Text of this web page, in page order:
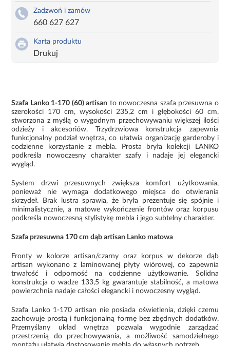
Zadzwoń i zamów
660 627 627
Karta produktu
Drukuj
Szafa Lanko 1-170 (60) artisan to nowoczesna szafa przesuwna o
szerokości 170 cm, wysokości 235,2 cm i głębokości 60 cm,
stworzona z myślą o wygodnym przechowywaniu większej ilości
odzieży i akcesoriów. Trzydrzwiowa konstrukcja zapewnia
funkcjonalny podział wnętrza, co ułatwia organizację garderoby i
codzienne korzystanie z mebla. Prosta bryła kolekcji LANKO
podkreśla nowoczesny charakter szafy i nadaje jej elegancki
wygląd.
System drzwi przesuwnych zwiększa komfort użytkowania,
ponieważ nie wymaga dodatkowego miejsca do otwierania
skrzydeł. Brak lustra sprawia, że bryła prezentuje się spójnie i
minimalistycznie, a matowe wykończenie frontów oraz korpusu
podkreśla nowoczesną stylistykę mebla i jego subtelny charakter.
Szafa przesuwna 170 cm dąb artisan Lanko matowa
Fronty w kolorze artisan/czarny oraz korpus w dekorze dąb
artisan wykonano z laminowanej płyty wiórowej, co zapewnia
trwałość i odporność na codzienne użytkowanie. Solidna
konstrukcja o wadze 133,5 kg gwarantuje stabilność, a matowa
powierzchnia nadaje całości elegancki i nowoczesny wygląd.
Szafa Lanko 1-170 artisan nie posiada oświetlenia, dzięki czemu
zachowuje prostą i funkcjonalną formę bez zbędnych dodatków.
Przemyślany układ wnętrza pozwala wygodnie zarządzać
przestrzenią do przechowywania, a możliwość samodzielnego